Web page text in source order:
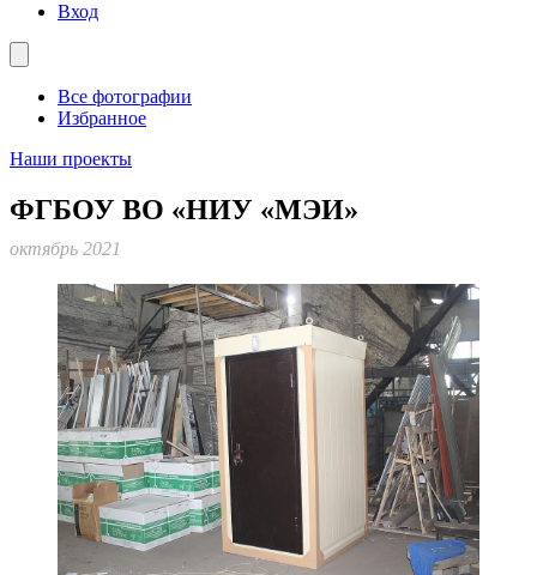
Вход
Все фотографии
Избранное
Наши проекты
ФГБОУ ВО «НИУ «МЭИ»
октябрь 2021